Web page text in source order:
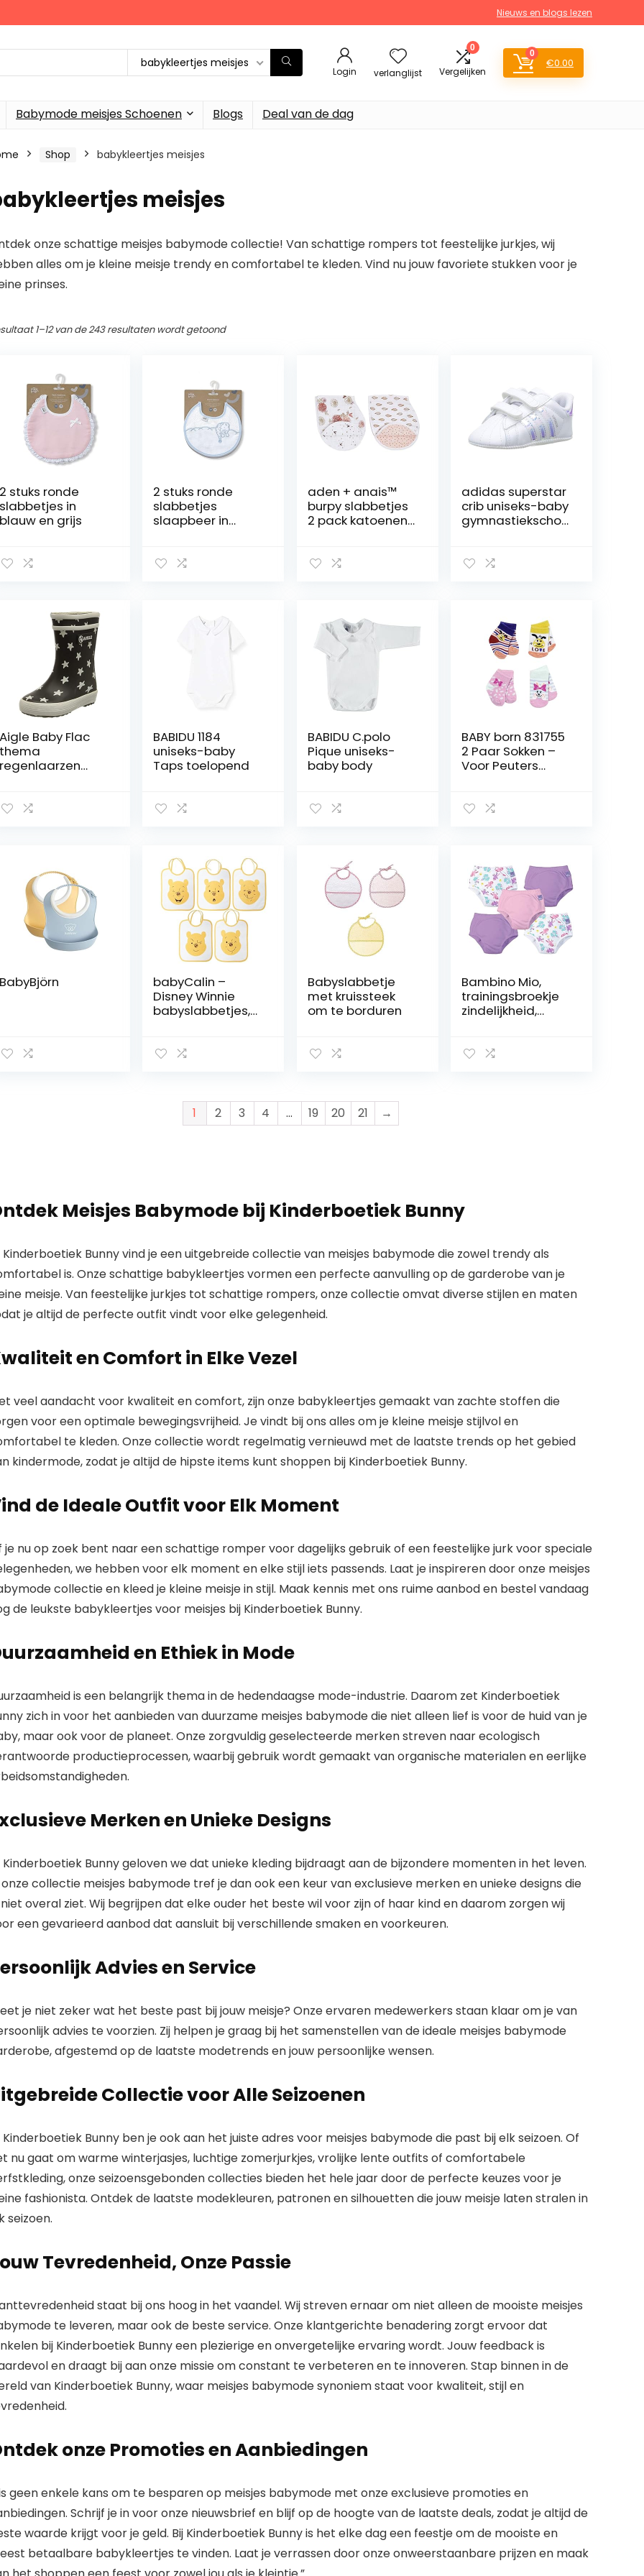
Nieuws en blogs lezen
babykleertjes meisjes
Login verlanglijst
0
Vergelijken
0
€0.00
Babymode meisjes Schoenen Blogs Deal van de dag
Shop babykleertjes meisjes
meisjes
onze schattige meisjes babymode collectie! Van schattige rompers tot feestelijke jurkjes, wij
alles om je kleine meisje trendy en comfortabel te kleden. Vind nu jouw favoriete stukken voor je
prinses.
1–12 van de 243 resultaten wordt getoond
2 stuks ronde
slabbetjes in
blauw en grijs
2 stuks ronde
slabbetjes
slaapbeer in
aden + anais™
burpy slabbetjes
2 pack katoenen
adidas superstar
crib uniseks-baby
gymnastiekschoe
Aigle Baby Flac
thema
regenlaarzen
BABIDU 1184
uniseks-baby
Taps toelopend
BABIDU C.polo
Pique uniseks-
baby body
BABY born 831755
2 Paar Sokken –
Voor Peuters
Kinderhandjes – 2
BabyBjörn
babyCalin –
Disney Winnie
babyslabbetjes,
Babyslabbetje
met kruissteek
om te borduren
Bambino Mio,
trainingsbroekje
zindelijkheid,
3 jaar, pakket van
1 2 3 4 … 19 20 21 →
Meisjes Babymode bij Kinderboetiek Bunny
Kinderboetiek Bunny vind je een uitgebreide collectie van meisjes babymode die zowel trendy als
is. Onze schattige babykleertjes vormen een perfecte aanvullingop de garderobe van je
meisje. Van feestelijke jurkjes tot schattige rompers, onze collectie omvat diverse stijlen en maten
je altijd de perfecte outfit vindt voor elke gelegenheid.
en Comfort in Elke Vezel
veel aandacht voor kwaliteit en comfort, zijn onze babykleertjes gemaakt van zachte stoffen die
voor eenoptimale bewegingsvrijheid. Je vindt bij ons alles om je kleine meisje stijlvol en
te kleden. Onze collectie wordt regelmatig vernieuwd met de laatste trends op het gebied
kindermode, zodat je altijd de hipste items kunt shoppen bij Kinderboetiek Bunny.
de Ideale Outfit voor Elk Moment
je nu op zoek bent naar een schattige romper voor dagelijks gebruik of een feestelijke jurk voor speciale
we hebben voor elk moment en elke stijl iets passends. Laat je inspireren door onze meisjes
collectie en kleed je kleine meisje in stijl. Maak kennis met ons ruime aanbod en bestel vandaag
de leukste babykleertjes voor meisjes bij Kinderboetiek Bunny.
en Ethiek in Mode
is een belangrijk thema in de hedendaagse mode-industrie. Daarom zet Kinderboetiek
zich in voor het aanbieden vanduurzame meisjes babymodedie niet alleen lief is voor de huid van je
maar ook voor de planeet. Onze zorgvuldig geselecteerde merken streven naar ecologisch
productieprocessen, waarbij gebruik wordt gemaakt van organische materialen en eerlijke
Merken en Unieke Designs
Kinderboetiek Bunny geloven we dat unieke kleding bijdraagt aan de bijzondere momenten in het leven.
onze collectie meisjes babymode tref je dan ook een keur vanexclusieve merkenen unieke designs die
overal ziet. Wij begrijpen dat elke ouder het beste wil voor zijn of haar kind en daarom zorgen wij
een gevarieerd aanbod dat aansluit bij verschillende smaken en voorkeuren.
Advies en Service
je niet zeker wat het beste past bij jouw meisje? Onze ervaren medewerkers staan klaar om je van
advies te voorzien. Zij helpen je graag bij het samenstellen van de ideale meisjes babymode
afgestemd op de laatste modetrends en jouw persoonlijke wensen.
Collectie voor Alle Seizoenen
Kinderboetiek Bunny ben je ook aan het juiste adres voor meisjes babymode die past bij elk seizoen. Of
nu gaat om warme winterjasjes, luchtige zomerjurkjes, vrolijke lente outfits of comfortabele
onzeseizoensgebonden collecties bieden het hele jaar door de perfecte keuzes voor je
fashionista. Ontdek de laatste modekleuren, patronen en silhouetten die jouw meisje laten stralen in
seizoen.
Tevredenheid, Onze Passie
staat bij ons hoog in het vaandel. Wij streven ernaar om niet alleen de mooiste meisjes
te leveren, maar ook de beste service. Onze klantgerichte benadering zorgt ervoor dat
bij Kinderboetiek Bunny een plezierige en onvergetelijke ervaring wordt. Jouw feedback is
en draagt bij aan onze missie om constant te verbeteren en te innoveren. Stap binnen in de
van Kinderboetiek Bunny, waar meisjes babymode synoniem staat voor kwaliteit, stijl en
onze Promoties en Aanbiedingen
geen enkele kans om te besparen op meisjes babymode met onzeexclusieve promoties en
Schrijf je in voor onze nieuwsbrief en blijf op de hoogte van de laatste deals, zodat je altijd de
waarde krijgt voor je geld. Bij Kinderboetiek Bunny is het elke dag een feestje om de mooiste en
betaalbare babykleertjes te vinden. Laat je verrassen door onze onweerstaanbare prijzen en maak